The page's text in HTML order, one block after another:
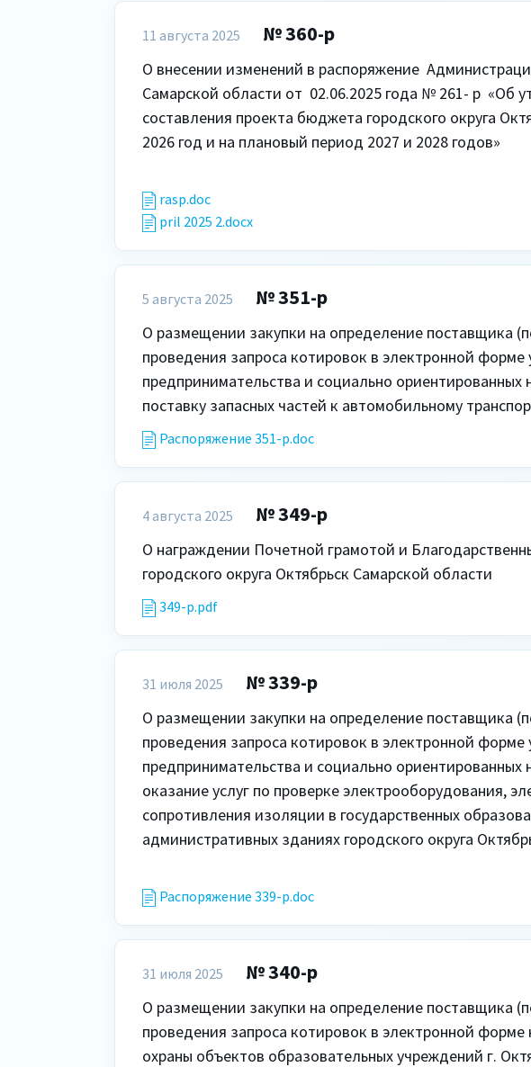
11 августа 2025 № 360-р
О внесении изменений в распоряжение
Самарской области от  02.06.2025 года № 261- р  «Об
составления проекта бюджета городского округа
2026 год и на плановый период 2027 и 2028 годов»
rasp.doc
pril 2025 2.docx
5 августа 2025 № 351-р
О размещении закупки на определение поставщика
проведения запроса котировок в электронной форме
предпринимательства и социально ориентированных
поставку запасных частей к автомобильному
Распоряжение 351-р.doc
4 августа 2025 № 349-р
О награждении Почетной грамотой и
городского округа Октябрьск Самарской области
349-р.pdf
31 июля 2025 № 339-р
О размещении закупки на определение поставщика
проведения запроса котировок в электронной форме
предпринимательства и социально ориентированных
оказание услуг по проверке электрооборудования,
сопротивления изоляции в государственных
административных зданиях городского округа
Распоряжение 339-р.doc
31 июля 2025 № 340-р
О размещении закупки на определение поставщика
проведения запроса котировок в электронной форме
охраны объектов образовательных учреждений г.